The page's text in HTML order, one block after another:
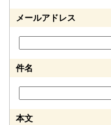
メールアドレス
件名
本文